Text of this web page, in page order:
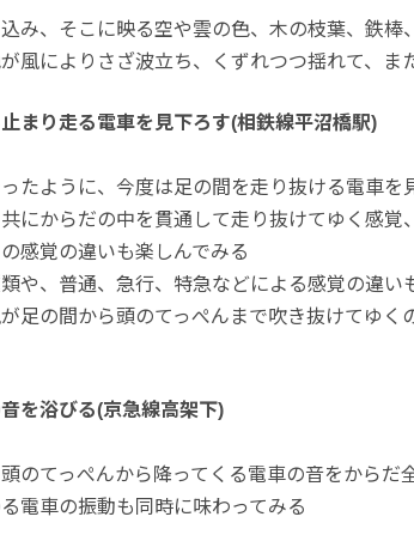
み、そこに映る空や雲の色、木の枝葉、鉄
風によりさざ波立ち、くずれつつ揺れて、ま
まり走る電車を見下ろす(相鉄線平沼橋駅)
たように、今度は足の間を走り抜ける電車を
共にからだの中を貫通して走り抜けてゆく感
感覚の違いも楽しんでみる
や、普通、急行、特急などによる感覚の違い
足の間から頭のてっぺんまで吹き抜けてゆく
を浴びる(京急線高架下)
のてっぺんから降ってくる電車の音をからだ
電車の振動も同時に味わってみる